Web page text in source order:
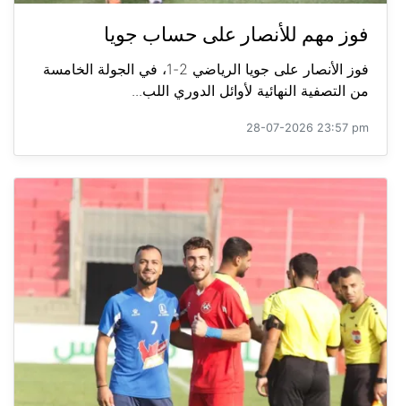
فوز مهم للأنصار على حساب جويا
فوز الأنصار على جويا الرياضي 2-1، في الجولة الخامسة
من التصفية النهائية لأوائل الدوري اللب...
28-07-2026 23:57 pm